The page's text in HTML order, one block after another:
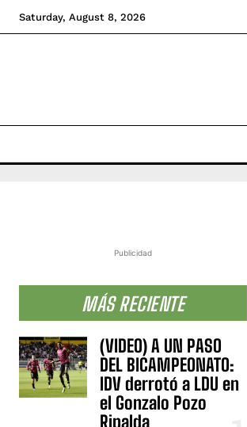
Saturday, August 8, 2026
Publicidad
MÁS RECIENTE
(VIDEO) A UN PASO
DEL BICAMPEONATO:
IDV derrotó a LDU en
el Gonzalo Pozo
Ripalda